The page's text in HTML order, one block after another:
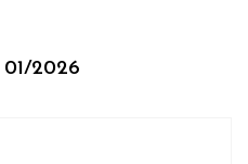
01/2026